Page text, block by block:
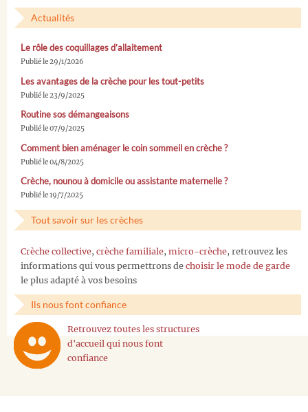
Actualités
Le rôle des coquillages d’allaitement
Publié le 29/1/2026
Les avantages de la crèche pour les tout-petits
Publié le 23/9/2025
Routine sos démangeaisons
Publié le 07/9/2025
Comment bien aménager le coin sommeil en crèche ?
Publié le 04/8/2025
Crèche, nounou à domicile ou assistante maternelle ?
Publié le 19/7/2025
Tout savoir sur les crèches
Crèche collective, crèche familiale, micro-crèche, retrouvez les
informations qui vous permettrons de choisir le mode de garde
le plus adapté à vos besoins
Ils nous font confiance
Retrouvez toutes les structures
d'accueil qui nous font
confiance